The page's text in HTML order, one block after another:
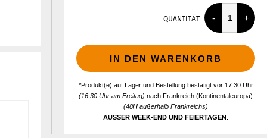
QUANTITÄT
IN DEN WARENKORB
*Produkt(e) auf Lager und Bestellung bestätigt vor 17:30 Uhr
(16:30 Uhr am Freitag) nach Frankreich (Kontinentaleuropa)
(48H außerhalb Frankreichs)
AUSSER WEEK-END UND FEIERTAGEN